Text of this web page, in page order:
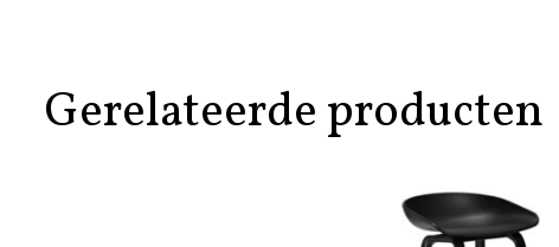
Gerelateerde producten